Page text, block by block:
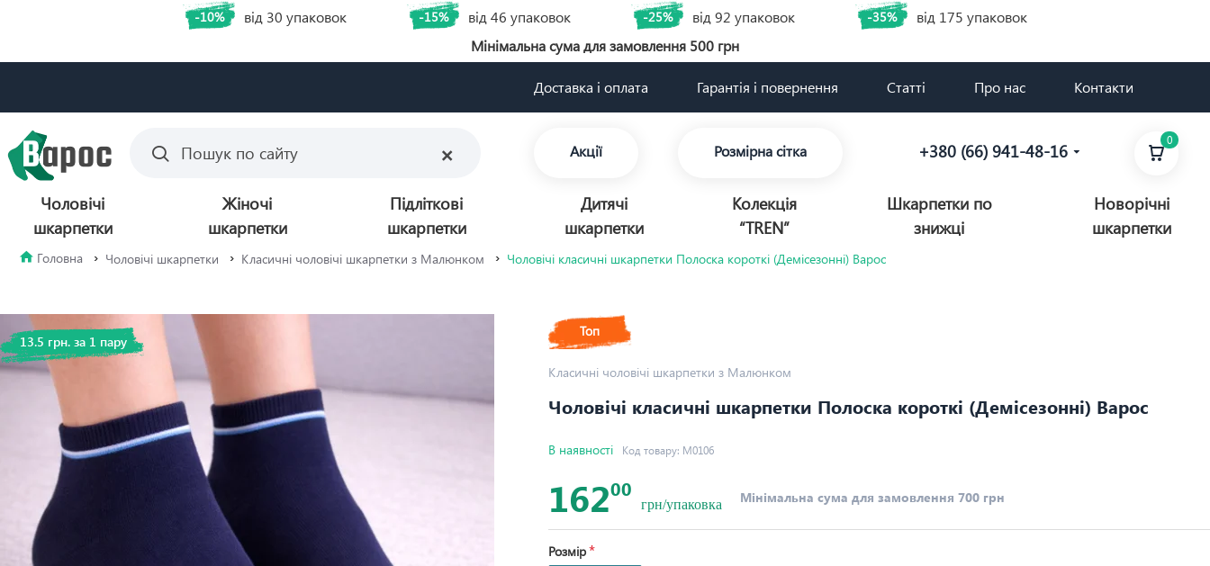
-10% від 30 упаковок -15% від 46 упаковок -25% від 92 упаковок -35%
від 175 упаковок
Мінімальна сума для замовлення 500 грн
Доставка і оплата Гарантія і повернення Статті Про нас Контакти
× Акції Розмірна сітка +380 (66) 941-48-16
0
Чоловічі
шкарпетки
Жіночі
шкарпетки
Підліткові
шкарпетки
Дитячі
шкарпетки
Колекція
“TREN”
Шкарпетки по
знижці
Новорічні
шкарпетки
Чоловічі шкарпетки Класичні чоловічі шкарпетки з Малюнком Чоловічі класичні шкарпетки Полоска короткі (Демісезонні) Варос
13.5 грн. за 1 пару
Топ
Класичні чоловічі шкарпетки з Малюнком
Чоловічі класичні шкарпетки Полоска короткі (Демісезонні) Варос
16200
грн/упаковка Мінімальна сума для замовлення 700 грн
В наявності Код товару: М0106
Розмір